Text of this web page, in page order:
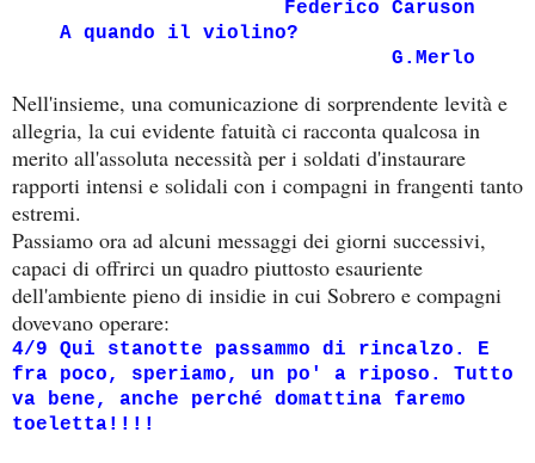
Federico Caruson
A quando il violino?
G.Merlo
Nell'insieme, una comunicazione di sorprendente levità e
allegria, la cui evidente fatuità ci racconta qualcosa in
merito all'assoluta necessità per i soldati d'instaurare
rapporti intensi e solidali con i compagni in frangenti tanto
estremi.
Passiamo ora ad alcuni messaggi dei giorni successivi,
capaci di offrirci un quadro piuttosto esauriente
dell'ambiente pieno di insidie in cui Sobrero e compagni
dovevano operare:
4/9 Qui stanotte passammo di rincalzo. E
fra poco, speriamo, un po' a riposo. Tutto
va bene, anche perché domattina faremo
toeletta!!!!